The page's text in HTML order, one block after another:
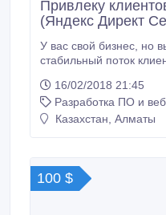
Привлеку
(Яндекс Директ
У вас свой бизнес, но вы не знаете, как создать
стабильный поток клиентов? Закажите
получите клиентов в
стоит НАМНОГО
- приводит
16/02/2018 21:45
Разработка ПО и
Казахстан, Алматы
100 $